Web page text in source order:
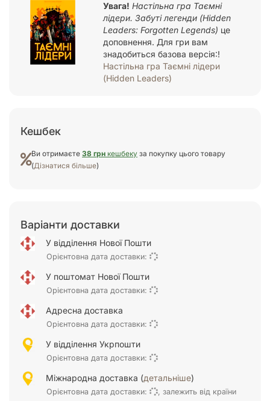
Увага! Настільна гра Таємні
лідери. Забуті легенди (Hidden
Leaders: Forgotten Legends) це
доповнення. Для гри вам
знадобиться базова версія:!
Настільна гра Таємні лідери
(Hidden Leaders)
Кешбек
Ви отримаєте 38 грн кешбеку за покупку цього товару
(Дізнатися більше)
Варіанти доставки
У відділення Нової Пошти
Орієнтовна дата доставки:
У поштомат Нової Пошти
Орієнтовна дата доставки:
Адресна доставка
Орієнтовна дата доставки:
У відділення Укрпошти
Орієнтовна дата доставки:
Міжнародна доставка (детальніше)
Орієнтовна дата доставки:
, залежить від країни